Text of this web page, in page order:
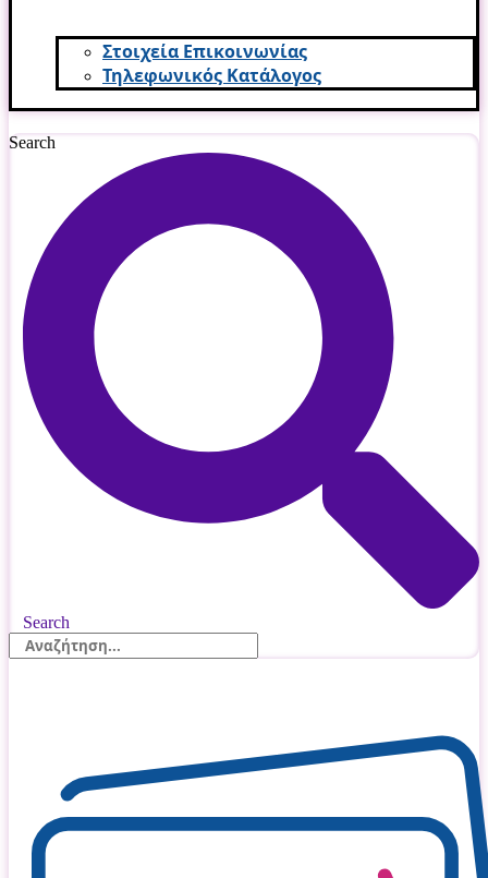
Στοιχεία Επικοινωνίας
Τηλεφωνικός Κατάλογος
Search
Search